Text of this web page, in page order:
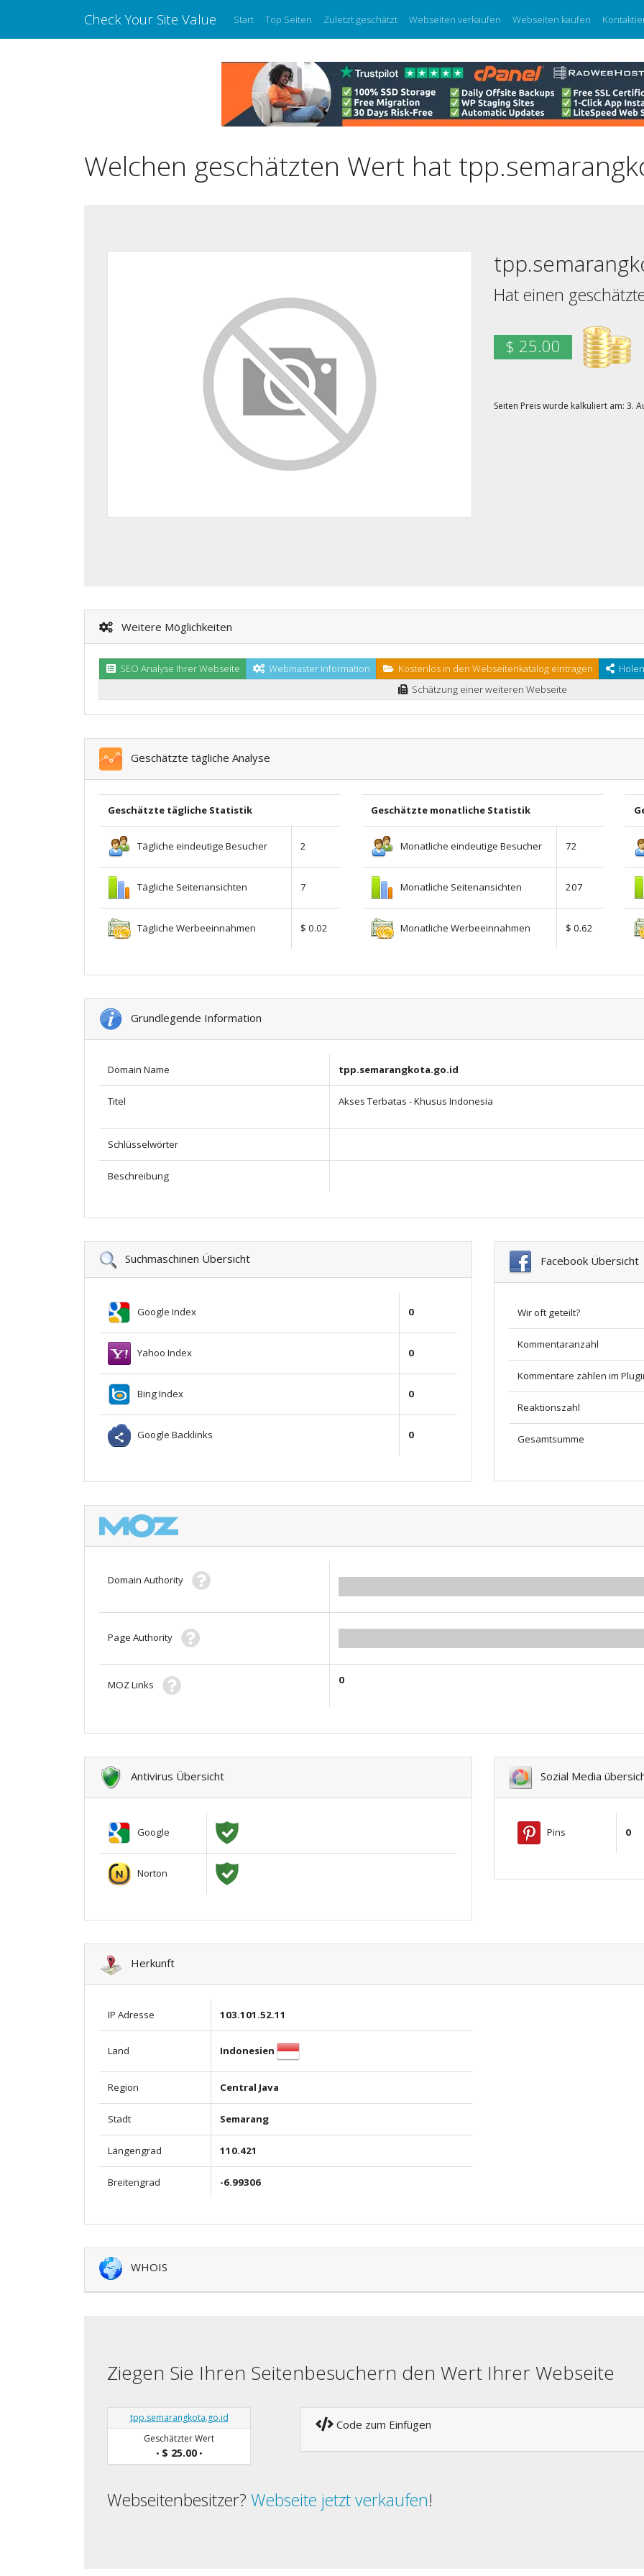
Check Your Site Value Start Top Seiten Zuletzt geschätzt Webseiten verkaufen Webseiten kaufen
Welchen geschätzten Wert hat
Hat einen
$ 25.00
Seiten Preis wurde kalkuliert am: 3.
Weitere Möglichkeiten
SEO Analyse Ihrer Webseite Webmaster Information Kostenlos in den Webseitenkatalog eintragen
Holen
Schätzung einer weiteren Webseite
Geschätzte tägliche Analyse
Geschätzte tägliche Statistik
Tägliche eindeutige Besucher 2
Tägliche Seitenansichten 7
Tägliche Werbeeinnahmen $ 0.02
Geschätzte monatliche Statistik
Monatliche eindeutige Besucher 72
Monatliche Seitenansichten 207
Monatliche Werbeeinnahmen $ 0.62
Grundlegende Information
Domain Name tpp.semarangkota.go.id
Titel Akses Terbatas - Khusus Indonesia
Schlüsselwörter
Beschreibung
Suchmaschinen Übersicht
Google Index 0
Yahoo Index 0
Bing Index 0
Google Backlinks 0
Facebook Übersicht
Wir oft geteilt?
Kommentaranzahl
Kommentare zählen im
Reaktionszahl
Gesamtsumme
Domain Authority
Page Authority
MOZ Links 0
Antivirus Übersicht
Google
Norton
Sozial Media
Pins 0
Herkunft
IP Adresse 103.101.52.11
Land Indonesien
Region Central Java
Stadt Semarang
Längengrad 110.421
Breitengrad -6.99306
WHOIS
Ziegen Sie Ihren Seitenbesuchern den Wert Ihrer Webseite
tpp.semarangkota.go.id
Geschätzter Wert
• $ 25.00•
Code zum Einfügen
Webseitenbesitzer? Webseite jetzt verkaufen!